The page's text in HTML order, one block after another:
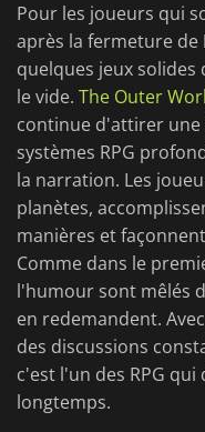
Pour les joueurs qui
après la fermeture de
quelques jeux
le vide. The Outer
continue d'attirer une
systèmes RPG
la narration. Les
planètes,
manières et
Comme dans le
l'humour sont mêlés
en redemandent.
des discussions
c'est l'un des RPG
longtemps.